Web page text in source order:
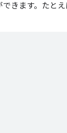
きます。たと